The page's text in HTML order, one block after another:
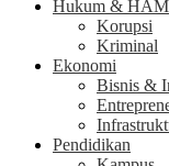
Hukum & HAM
Korupsi
Kriminal
Ekonomi
Bisnis &
Pendidikan